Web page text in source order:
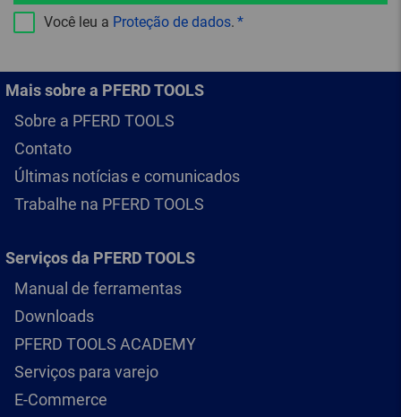
Você leu a Proteção de dados.
Mais sobre a PFERD TOOLS
Sobre a PFERD TOOLS
Contato
Últimas notícias e comunicados
Trabalhe na PFERD TOOLS
Serviços da PFERD TOOLS
Manual de ferramentas
Downloads
PFERD TOOLS ACADEMY
Serviços para varejo
E-Commerce